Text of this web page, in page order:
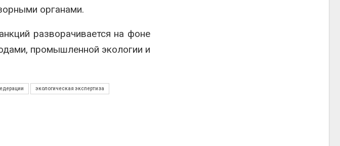
органами.
разворачивается на фоне
промышленной экологии и
экологическая экспертиза